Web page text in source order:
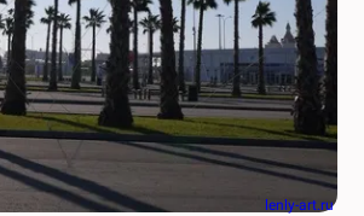
lenly-art.ru